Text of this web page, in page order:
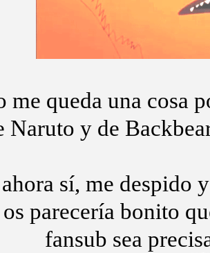
me queda una cosa
Naruto y de
sí, me despido
os parecería bonito
fansub sea